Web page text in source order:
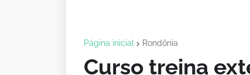
Página inicial Rondônia
Curso treina